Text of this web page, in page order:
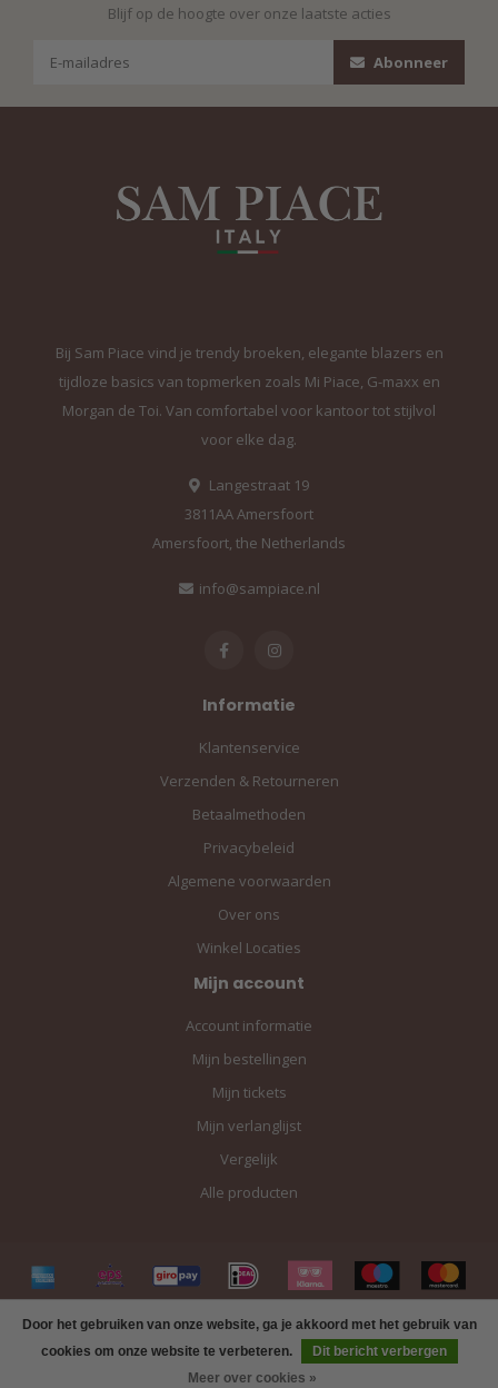
Door het gebruiken van onze website, ga je akkoord met het gebruik van
cookies om onze website te verbeteren.
Dit bericht verbergen
Meer over cookies »
Blijf op de hoogte over onze laatste acties
Abonneer
Bij Sam Piace vind je trendy broeken, elegante blazers en
tijdloze basics van topmerken zoals Mi Piace, G-maxx en
Morgan de Toi. Van comfortabel voor kantoor tot stijlvol
voor elke dag.
Langestraat 19
3811AA Amersfoort
Amersfoort, the Netherlands
info@sampiace.nl
Informatie
Klantenservice
Verzenden & Retourneren
Betaalmethoden
Privacybeleid
Algemene voorwaarden
Over ons
Winkel Locaties
Mijn account
Account informatie
Mijn bestellingen
Mijn tickets
Mijn verlanglijst
Vergelijk
Alle producten